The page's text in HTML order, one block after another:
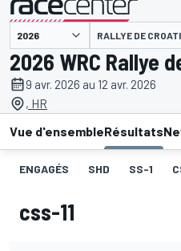
présenté par RALLYE DE
2026 WRC Rallye
9 avr. 2026 au 12 avr. 2026
, HR
Vue d'ensembleRésultats
ENGAGÉS SHD SS-1
css-11